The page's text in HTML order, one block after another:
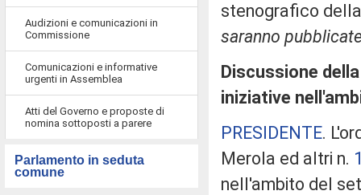
Audizioni e comunicazioni in
Commissione
Comunicazioni e informative
urgenti in Assemblea
Atti del Governo e proposte di
nomina sottoposti a parere
Parlamento in seduta
comune
stenografico
saranno
Discussione
iniziative
PRESIDENTE.
Merola ed altri n.
nell'ambito del